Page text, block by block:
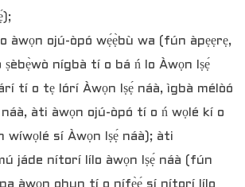
àwọn ojú-òpó wẹ́ẹ̀bù wa (fún àpẹẹrẹ,
nígbà tí o bá ń lo Àwọn Iṣẹ́
tí o tẹ lórí Àwọn Iṣẹ́ náà, ìgbà mélòó
náà, àti àwọn ojú-òpó tí o ń wọlé kí o
wíwọlé sí Àwọn Iṣẹ́ náà); àti
jáde nítorí lílo àwọn Iṣẹ́ náà (fún
àwọn ohun tí o nífẹ̀ẹ́ sí nítorí lílo